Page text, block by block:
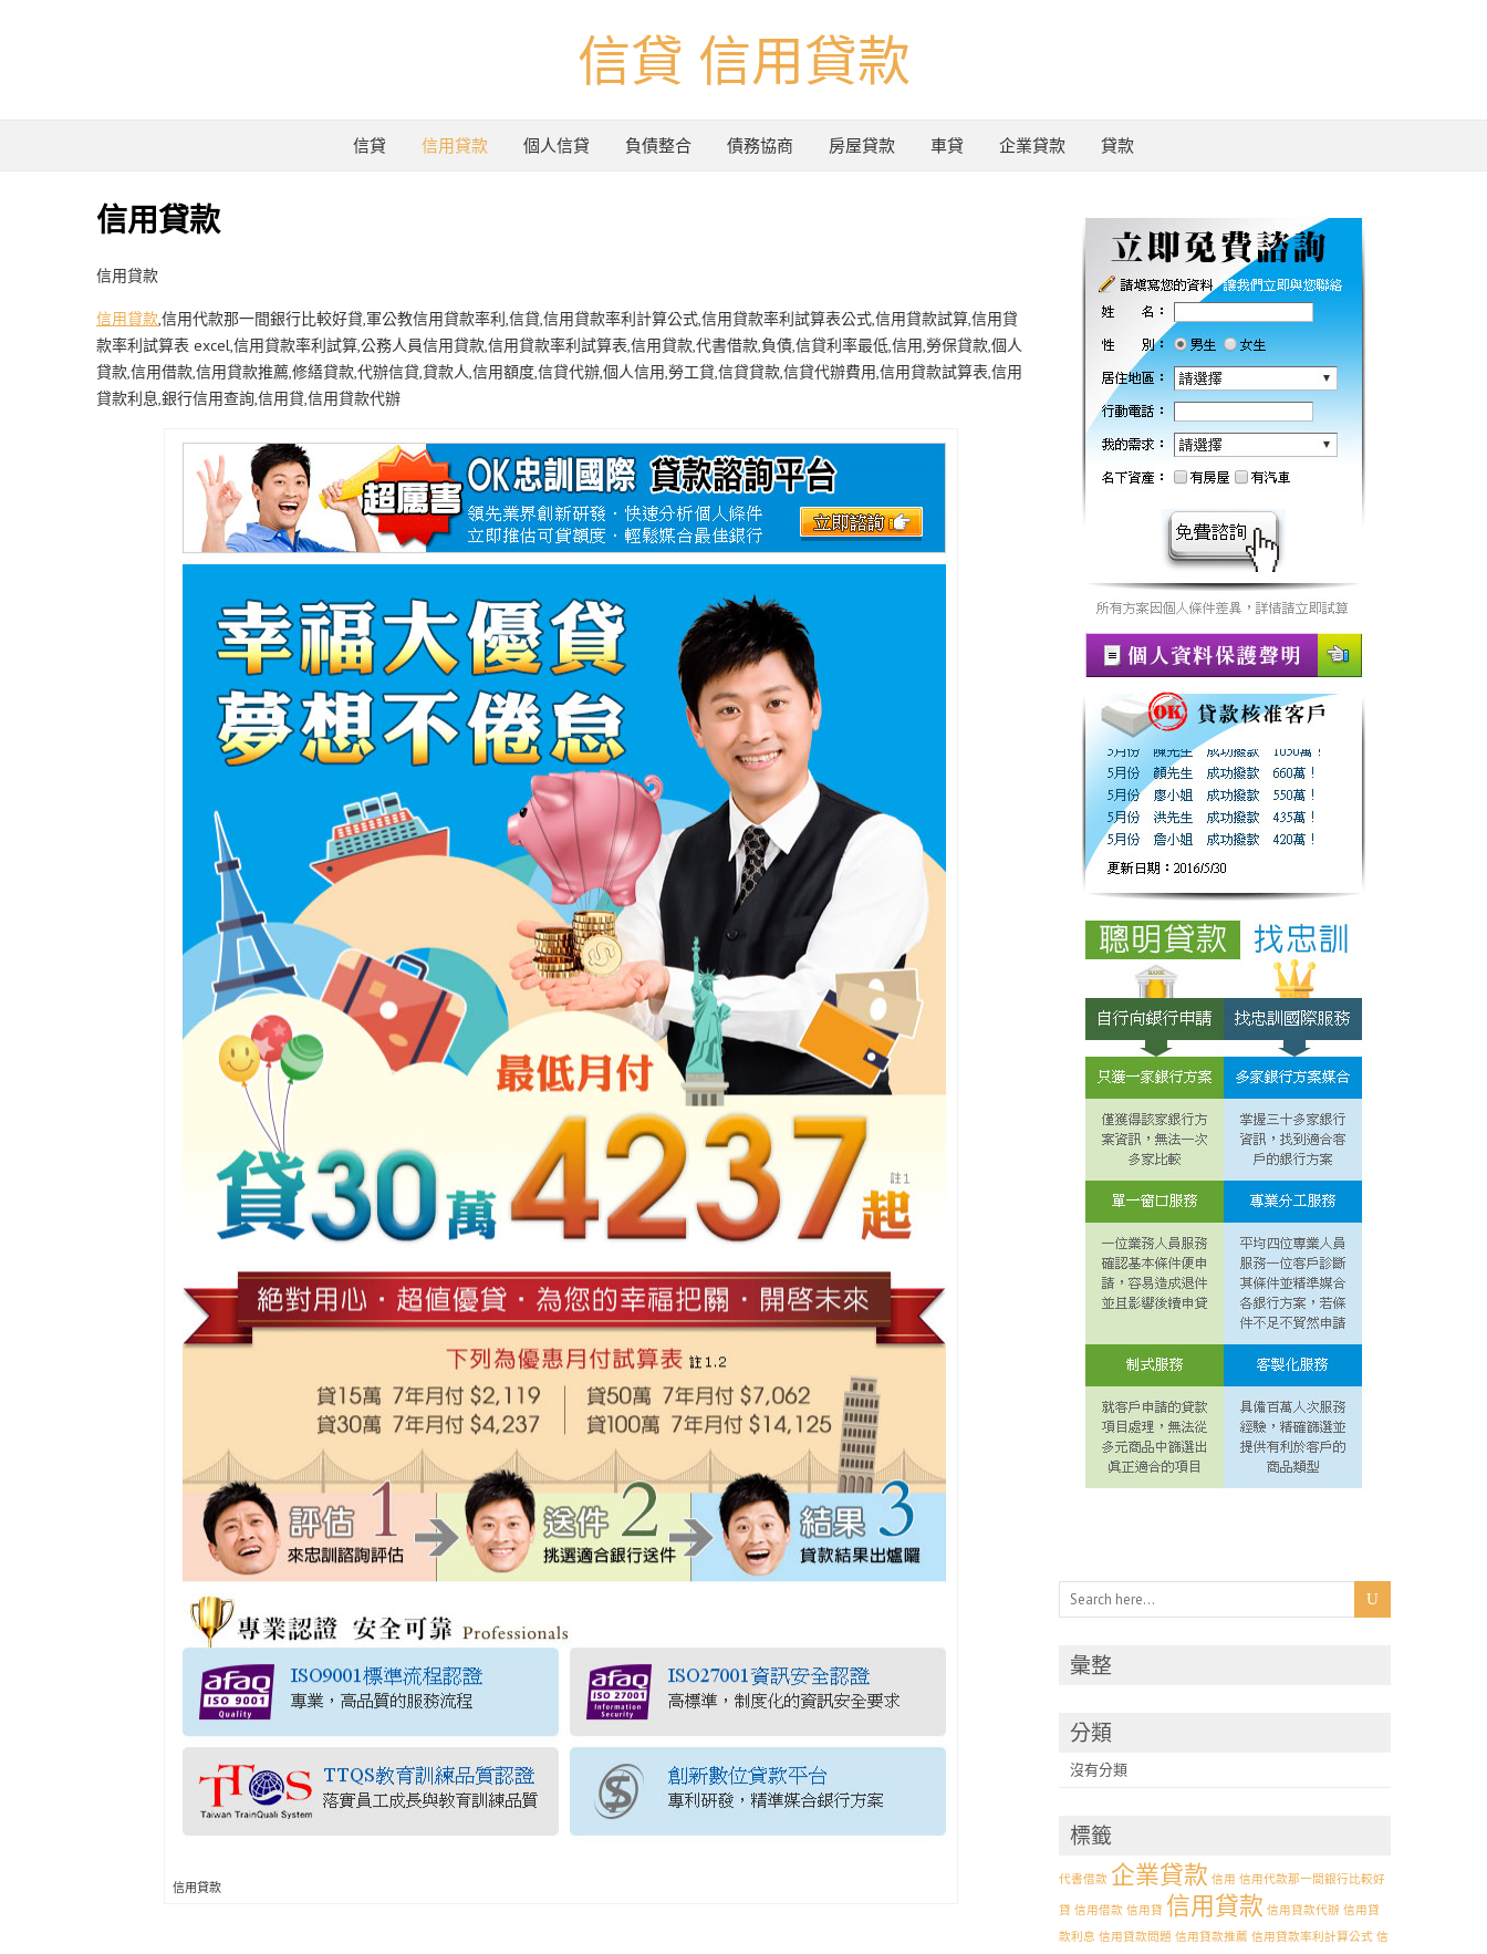
信貸 信用貸款
信貸 信用貸款 個人信貸 負債整合 債務協商 房屋貸款 車貸 企業貸款 貸款
信用貸款
信用貸款
信用貸款,信用代款那一間銀行比較好貸,軍公教信用貸款率利,信貸,信用貸款率利計算公式,信用貸款率利試算表公式,信用貸款試算,信用貸
款率利試算表 excel,信用貸款率利試算,公務人員信用貸款,信用貸款率利試算表,信用貸款,代書借款,負債,信貸利率最低,信用,勞保貸款,個人
貸款,信用借款,信用貸款推薦,修繕貸款,代辦信貸,貸款人,信用額度,信貸代辦,個人信用,勞工貸,信貸貸款,信貸代辦費用,信用貸款試算表,信用
貸款利息,銀行信用查詢,信用貸,信用貸款代辦
信用貸款
彙整
分類
沒有分類
標籤
代書借款 企業貸款 信用 信用代款那一間銀行比較好
貸 信用借款 信用貸 信用貸款 信用貸款代辦 信用貸
款利息 信用貸款問題 信用貸款推薦 信用貸款率利計算公式 信